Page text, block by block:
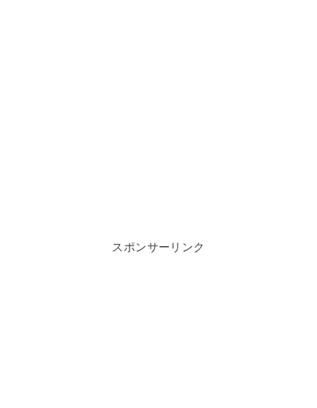
スポンサーリンク